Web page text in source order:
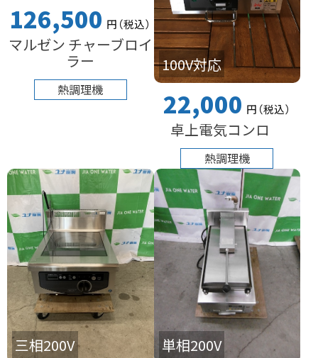
126,500 円（税込）
マルゼン チャーブロイ
ラー
熱調理機
100V対応
22,000 円（税込）
卓上電気コンロ
熱調理機
三相200V 単相200V